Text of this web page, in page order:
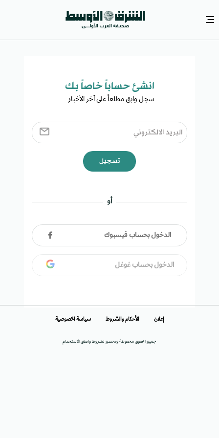
انشئ حساباً خاصاً بك​
سجل وابق مطلعاً على آخر الأخبار ​
تسجيل
أو
الدخول بحساب فيسبوك
الدخول بحساب غوغل
جميع الحقوق محفوظة وتخضع لشروط واتفاق الاستخدام
إعلان الأحكام والشروط سياسة الخصوصية